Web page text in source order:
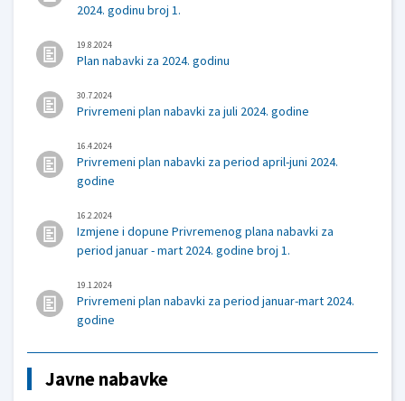
2024. godinu broj 1.
19.8.2024
Plan nabavki za 2024. godinu
30.7.2024
Privremeni plan nabavki za juli 2024. godine
16.4.2024
Privremeni plan nabavki za period april-juni 2024.
godine
16.2.2024
Izmjene i dopune Privremenog plana nabavki za
period januar - mart 2024. godine broj 1.
19.1.2024
Privremeni plan nabavki za period januar-mart 2024.
godine
Javne nabavke